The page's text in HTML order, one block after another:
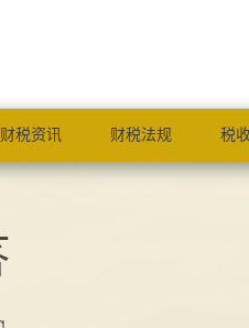
财税资讯 财税法规 税